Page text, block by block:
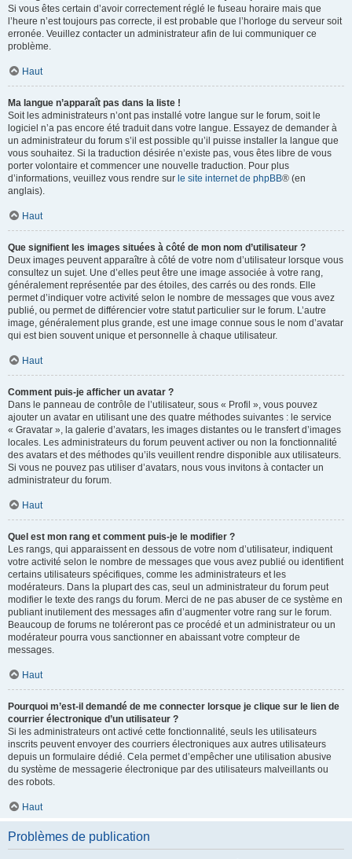
Si vous êtes certain d’avoir correctement réglé le fuseau horaire mais que
l’heure n’est toujours pas correcte, il est probable que l’horloge du serveur soit
erronée. Veuillez contacter un administrateur afin de lui communiquer ce
problème.
Haut
Ma langue n’apparaît pas dans la liste !
Soit les administrateurs n’ont pas installé votre langue sur le forum, soit le
logiciel n’a pas encore été traduit dans votre langue. Essayez de demander à
un administrateur du forum s’il est possible qu’il puisse installer la langue que
vous souhaitez. Si la traduction désirée n’existe pas, vous êtes libre de vous
porter volontaire et commencer une nouvelle traduction. Pour plus
d’informations, veuillez vous rendre sur le site internet de phpBB® (en
anglais).
Haut
Que signifient les images situées à côté de mon nom d’utilisateur ?
Deux images peuvent apparaître à côté de votre nom d’utilisateur lorsque vous
consultez un sujet. Une d’elles peut être une image associée à votre rang,
généralement représentée par des étoiles, des carrés ou des ronds. Elle
permet d’indiquer votre activité selon le nombre de messages que vous avez
publié, ou permet de différencier votre statut particulier sur le forum. L’autre
image, généralement plus grande, est une image connue sous le nom d’avatar
qui est bien souvent unique et personnelle à chaque utilisateur.
Haut
Comment puis-je afficher un avatar ?
Dans le panneau de contrôle de l’utilisateur, sous « Profil », vous pouvez
ajouter un avatar en utilisant une des quatre méthodes suivantes : le service
« Gravatar », la galerie d’avatars, les images distantes ou le transfert d’images
locales. Les administrateurs du forum peuvent activer ou non la fonctionnalité
des avatars et des méthodes qu’ils veuillent rendre disponible aux utilisateurs.
Si vous ne pouvez pas utiliser d’avatars, nous vous invitons à contacter un
administrateur du forum.
Haut
Quel est mon rang et comment puis-je le modifier ?
Les rangs, qui apparaissent en dessous de votre nom d’utilisateur, indiquent
votre activité selon le nombre de messages que vous avez publié ou identifient
certains utilisateurs spécifiques, comme les administrateurs et les
modérateurs. Dans la plupart des cas, seul un administrateur du forum peut
modifier le texte des rangs du forum. Merci de ne pas abuser de ce système en
publiant inutilement des messages afin d’augmenter votre rang sur le forum.
Beaucoup de forums ne toléreront pas ce procédé et un administrateur ou un
modérateur pourra vous sanctionner en abaissant votre compteur de
messages.
Haut
Pourquoi m’est-il demandé de me connecter lorsque je clique sur le lien de
courrier électronique d’un utilisateur ?
Si les administrateurs ont activé cette fonctionnalité, seuls les utilisateurs
inscrits peuvent envoyer des courriers électroniques aux autres utilisateurs
depuis un formulaire dédié. Cela permet d’empêcher une utilisation abusive
du système de messagerie électronique par des utilisateurs malveillants ou
des robots.
Haut
Problèmes de publication